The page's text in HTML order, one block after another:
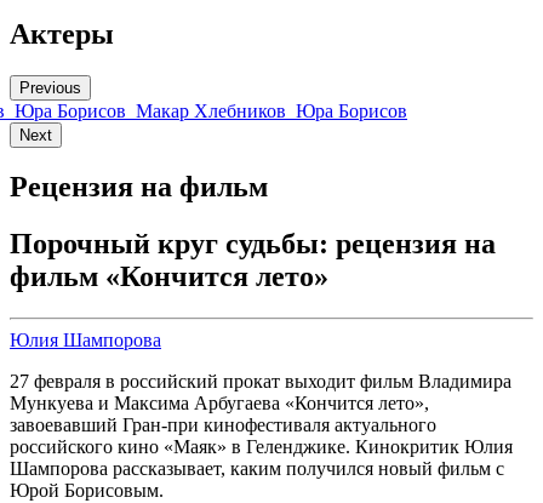
Актеры
Previous
Юра Борисов Макар Хлебников Юра Борисов
Next
Рецензия на фильм
Порочный круг судьбы: рецензия на
фильм «Кончится лето»
Юлия Шампорова
27 февраля в российский прокат выходит фильм Владимира
Мункуева и Максима Арбугаева «Кончится лето»,
завоевавший Гран-при кинофестиваля актуального
российского кино «Маяк» в Геленджике. Кинокритик Юлия
Шампорова рассказывает, каким получился новый фильм с
Юрой Борисовым.